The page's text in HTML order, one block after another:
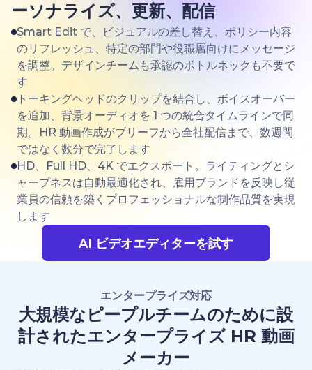
ーソナライズ、更新、配信
Smart Edit で、ビジュアルの差し替え、ポリシー内容
のリフレッシュ、特定の部門や役職層向けにメッセージ
を調整。デザインチームも承認のボトルネックも不要で
す
トーキングヘッドのクリップを結合し、ボイスオーバー
を追加、背景オーディオを 1 つの統合タイムラインで同
期。HR 動画作成がブリーフから全社配信まで、数週間
ではなく数分で完了します
HD、Full HD、4K でエクスポート。ライティングとシ
ャープネスは自動最適化され、雇用ブランドを反映し従
業員の信頼を築くプロフェッショナルな制作品質を実現
します
AI ビデオエディターを試す
エンタープライズ対応
大規模なピープルチームのために設
計されたエンタープライズ HR 動画
メーカー